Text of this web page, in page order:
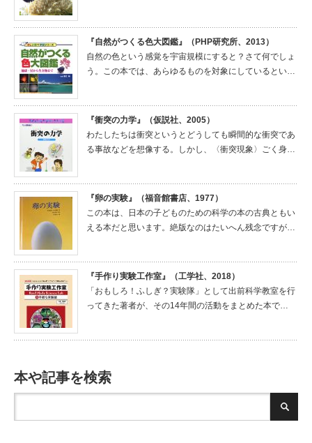
『自然がつくる色大図鑑』（PHP研究所、2013）
自然の色という感覚を宇宙規模にすると？さて何でしょ
う。この本では、あらゆるものを対象にしているとい…
『衝突の力学』（仮説社、2005）
わたしたちは衝突というとどうしても瞬間的な衝突であ
る事故などを想像する。しかし、〈衝突現象〉ごく身…
『卵の実験』（福音館書店、1977）
この本は、日本の子どものための科学の本の古典ともい
える本だと思います。絶版なのはたいへん残念ですが…
『手作り実験工作室』（工学社、2018）
「おもしろ！ふしぎ？実験隊」として出前科学教室を行
ってきた著者が、その14年間の活動をまとめた本で…
本や記事を検索